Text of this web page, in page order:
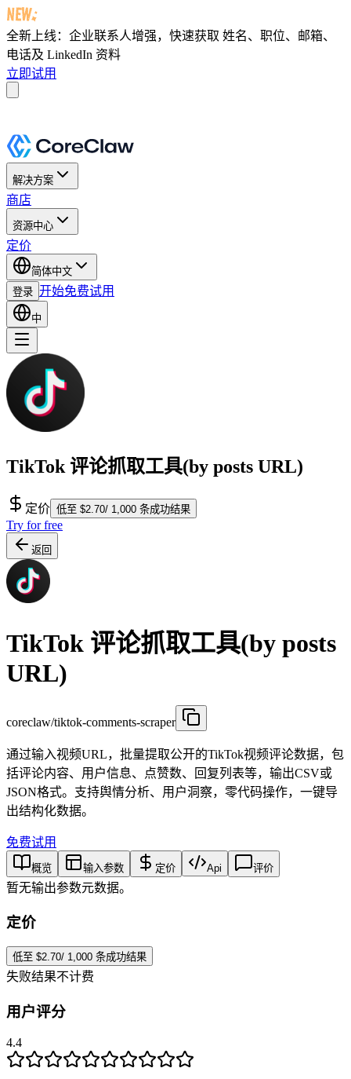
全新上线：企业联系人增强，快速获取 姓名、职位、邮箱、
电话及 LinkedIn 资料
立即试用
解决方案
商店
资源中心
定价
简体中文
登录 开始免费试用
中
TikTok 评论抓取工具(by posts URL)
定价 低至 $2.70/ 1,000 条成功结果
Try for free
返回
TikTok 评论抓取工具(by posts
URL)
coreclaw/tiktok-comments-scraper
通过输入视频URL，批量提取公开的TikTok视频评论数据，包
括评论内容、用户信息、点赞数、回复列表等，输出CSV或
JSON格式。支持舆情分析、用户洞察，零代码操作，一键导
出结构化数据。
免费试用
概览 输入参数 定价 Api 评价
暂无输出参数元数据。
定价
低至 $2.70/ 1,000 条成功结果
失败结果不计费
用户评分
4.4